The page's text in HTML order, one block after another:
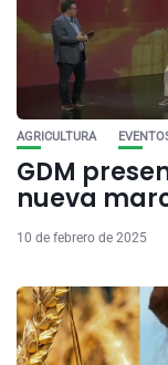
AGRICULTURA
GDM
nueva
10 de febrero de 2025